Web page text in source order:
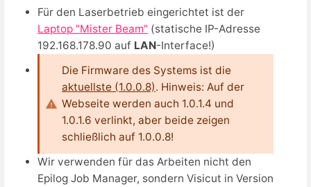
Für den Laserbetrieb eingerichtet ist der
Laptop "Mister Beam" (statische IP-Adresse
192.168.178.90 auf LAN-Interface!)
Die Firmware des Systems ist die
aktuellste (1.0.0.8). Hinweis: Auf der
Webseite werden auch 1.0.1.4 und
1.0.1.6 verlinkt, aber beide zeigen
schließlich auf 1.0.0.8!
Wir verwenden für das Arbeiten nicht den
Epilog Job Manager, sondern Visicut in Version